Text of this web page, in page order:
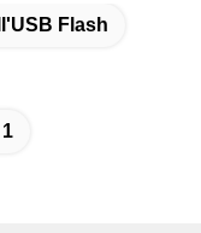
Flash